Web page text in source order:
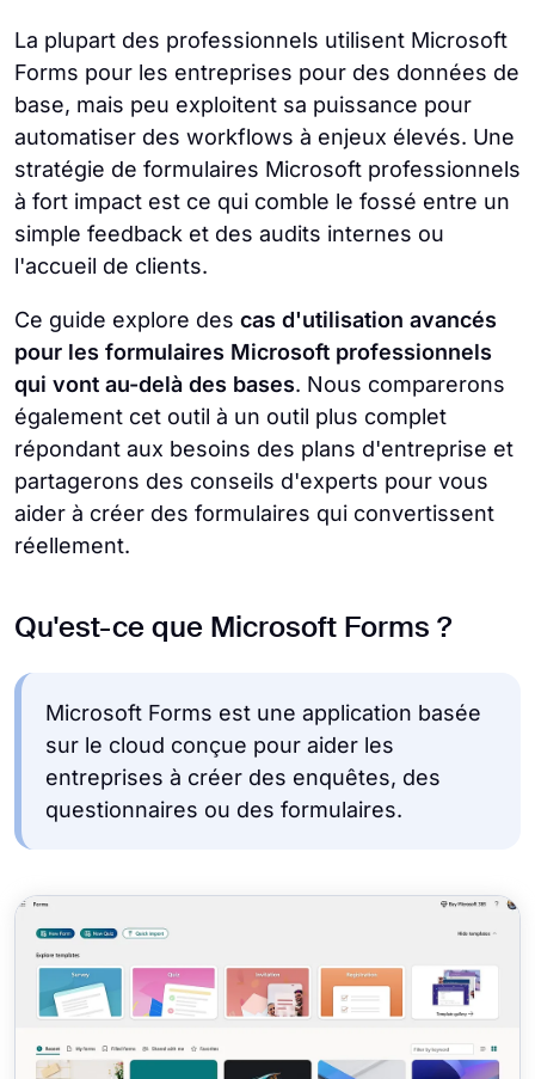
La plupart des professionnels utilisent Microsoft
Forms pour les entreprises pour des données de
base, mais peu exploitent sa puissance pour
automatiser des workflows à enjeux élevés. Une
stratégie de formulaires Microsoft professionnels
à fort impact est ce qui comble le fossé entre un
simple feedback et des audits internes ou
l'accueil de clients.
Ce guide explore des cas d'utilisation avancés
pour les formulaires Microsoft professionnels
qui vont au-delà des bases. Nous comparerons
également cet outil à un outil plus complet
répondant aux besoins des plans d'entreprise et
partagerons des conseils d'experts pour vous
aider à créer des formulaires qui convertissent
réellement.
Qu'est-ce que Microsoft Forms ?
Microsoft Forms est une application basée
sur le cloud conçue pour aider les
entreprises à créer des enquêtes, des
questionnaires ou des formulaires.